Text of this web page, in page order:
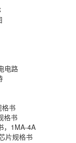
电路
格书
格书
，1MA-4A
片规格书